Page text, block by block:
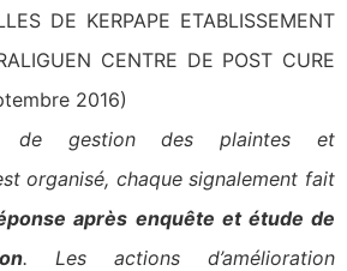
DE KERPAPE ETABLISSEMENT
CENTRE DE POST CURE
2016)
de gestion des plaintes et
organisé, chaque signalement fait
après enquête et étude de
. Les actions d’amélioration